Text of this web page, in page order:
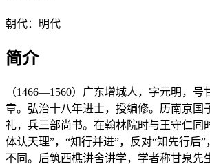
朝代：明代
简介
（1466—1560）广东增城人，字元明，号
章。弘治十八年进士，授编修。历南京国
礼，兵三部尚书。在翰林院时与王守仁同
体认天理”，“知行并进”，反对“知先行后
不同。后筑西樵讲舍讲学，学者称甘泉先